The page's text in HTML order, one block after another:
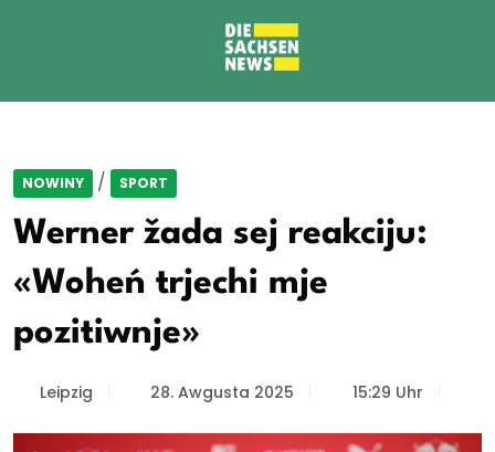
NOWINY / SPORT
Werner žada sej reakciju:
«Woheń trjechi mje
pozitiwnje»
Leipzig 28. Awgusta 2025 15:29 Uhr